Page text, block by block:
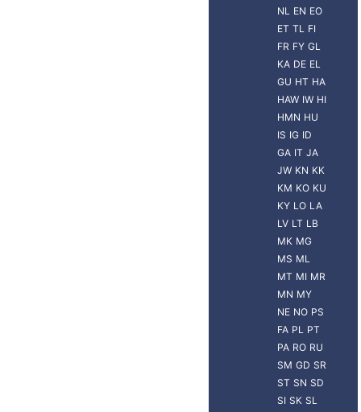
NL EN EO
ET TL FI
FR FY GL
KA DE EL
GU HT HA
HAW IW HI
HMN HU
IS IG ID
GA IT JA
JW KN KK
KM KO KU
KY LO LA
LV LT LB
MK MG
MS ML
MT MI MR
MN MY
NE NO PS
FA PL PT
PA RO RU
SM GD SR
ST SN SD
SI SK SL